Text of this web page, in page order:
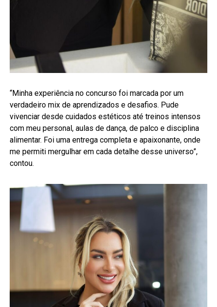
“Minha experiência no concurso foi marcada por um
verdadeiro mix de aprendizados e desafios. Pude
vivenciar desde cuidados estéticos até treinos intensos
com meu personal, aulas de dança, de palco e disciplina
alimentar. Foi uma entrega completa e apaixonante, onde
me permiti mergulhar em cada detalhe desse universo”,
contou.